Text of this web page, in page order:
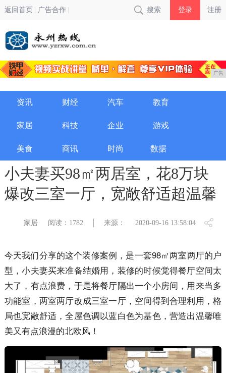
返回首页 广告合作 搜索 登录 注册
广告
资讯 财经 汽车 教育
家居 科技 企业 游戏
美食 商讯 时尚 数据
小夫妻买98㎡两居室，花8万块
爆改三室一厅，宽敞舒适超温馨
家居 阅读：1782 来源： 2020-09-16 13:58:04
今天我们分享的这个装修案例，是一套98㎡两室两厅的户
型，小夫妻买来准备结婚用，装修的时候觉得餐厅空间太
大了，有点浪费，于是将餐厅隔出一个小房间，用来当多
功能室，两室两厅改成三室一厅，空间得到合理利用，格
局也宽敞舒适，全屋色调以蓝白色为基色，营造出温馨唯
美又有点浪漫的北欧风！